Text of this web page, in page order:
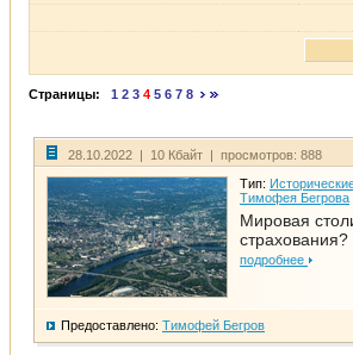
Страницы: 1 2 3 4 5 6 7 8
28.10.2022 | 10 Кбайт | просмотров: 888
Тип:
Тимофея Бегрова
Мировая
страхования?
подробнее
Предоставлено: Тимофей Бегров